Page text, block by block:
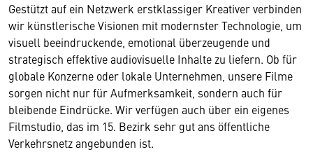
Gestützt auf ein Netzwerk erstklassiger Kreativer verbinden
wir künstlerische Visionen mit modernster Technologie, um
visuell beeindruckende, emotional überzeugende und
strategisch effektive audiovisuelle Inhalte zu liefern. Ob für
globale Konzerne oder lokale Unternehmen, unsere Filme
sorgen nicht nur für Aufmerksamkeit, sondern auch für
bleibende Eindrücke. Wir verfügen auch über ein eigenes
Filmstudio, das im 15. Bezirk sehr gut ans öffentliche
Verkehrsnetz angebunden ist.